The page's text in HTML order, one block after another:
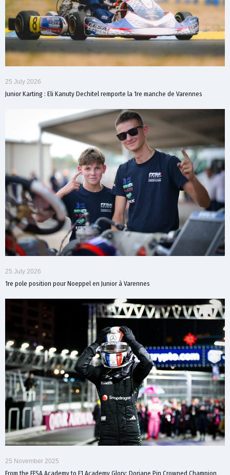
25 July 2026
Junior Karting : Eli Kanuty Dechitel remporte la 1re manche de Varennes
25 July 2026
1re pole position pour Noeppel en Junior à Varennes
25 November 2025
From the FFSA Academy to F1 Academy Glory: Doriane Pin Crowned Champion